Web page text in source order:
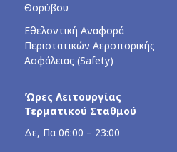
Θορύβου
Εθελοντική Αναφορά
Περιστατικών Αεροπορικής
Ασφάλειας (Safety)
Ώρες Λειτουργίας
Τερματικού Σταθμού
Δε, Πα 06:00 – 23:00